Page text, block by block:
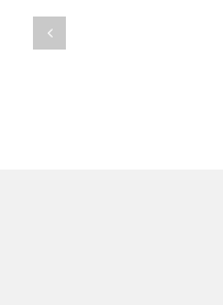
MARC ORIAN